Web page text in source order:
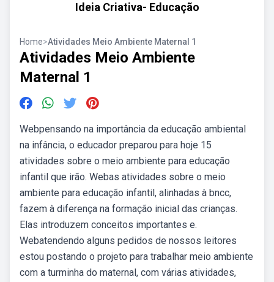
Ideia Criativa- Educação
Home>Atividades Meio Ambiente Maternal 1
Atividades Meio Ambiente
Maternal 1
Webpensando na importância da educação ambiental
na infância, o educador preparou para hoje 15
atividades sobre o meio ambiente para educação
infantil que irão. Webas atividades sobre o meio
ambiente para educação infantil, alinhadas à bncc,
fazem à diferença na formação inicial das crianças.
Elas introduzem conceitos importantes e.
Webatendendo alguns pedidos de nossos leitores
estou postando o projeto para trabalhar meio ambiente
com a turminha do maternal, com várias atividades,